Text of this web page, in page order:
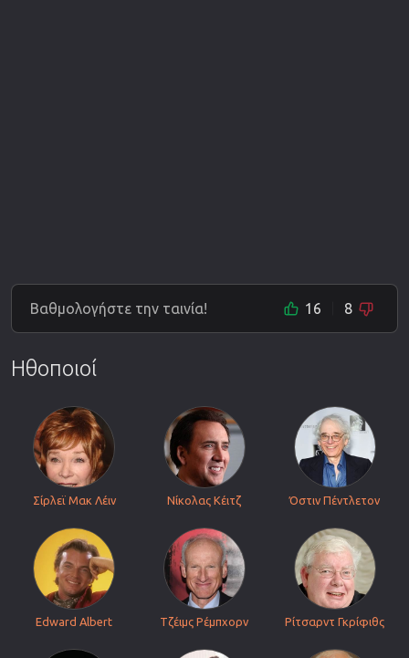
Βαθμολογήστε την ταινία! 16 8
Ηθοποιοί
Σίρλεϊ Μακ Λέιν Νίκολας Κέιτζ Όστιν Πέντλετον
Edward Albert Τζέιμς Ρέμπχορν Ρίτσαρντ Γκρίφιθς